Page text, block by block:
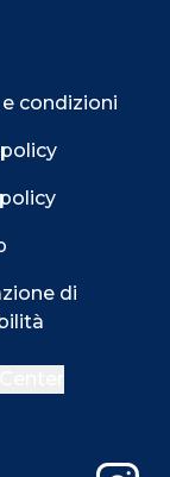
condizioni
di